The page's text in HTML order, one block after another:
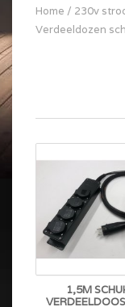
Home / 230v
Verdeeldozen
1,5M